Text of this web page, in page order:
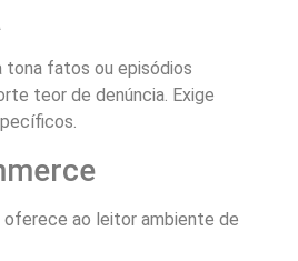
tona fatos ou episódios
teor de denúncia. Exige
ao leitor ambiente de